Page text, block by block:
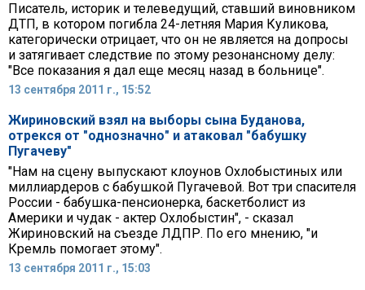
Писатель, историк и телеведущий, ставший виновником
ДТП, в котором погибла 24-летняя Мария Куликова,
категорически отрицает, что он не является на допросы
и затягивает следствие по этому резонансному делу:
"Все показания я дал еще месяц назад в больнице".
13 сентября 2011 г., 15:52
Жириновский взял на выборы сына Буданова,
отрекся от "однозначно" и атаковал "бабушку
Пугачеву"
"Нам на сцену выпускают клоунов Охлобыстиных или
миллиардеров с бабушкой Пугачевой. Вот три спасителя
России - бабушка-пенсионерка, баскетболист из
Америки и чудак - актер Охлобыстин", - сказал
Жириновский на съезде ЛДПР. По его мнению, "и
Кремль помогает этому".
13 сентября 2011 г., 15:03